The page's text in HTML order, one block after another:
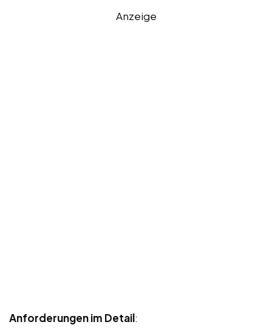
Anzeige
Anforderungen im Detail: